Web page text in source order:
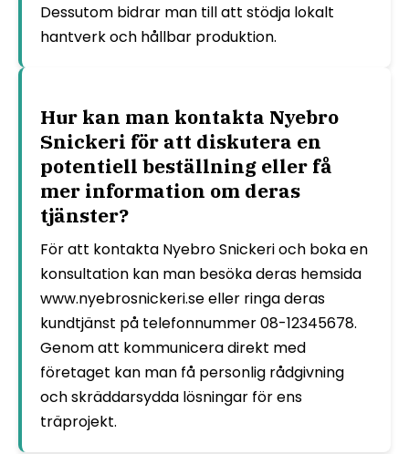
Dessutom bidrar man till att stödja lokalt
hantverk och hållbar produktion.
Hur kan man kontakta Nyebro
Snickeri för att diskutera en
potentiell beställning eller få
mer information om deras
tjänster?
För att kontakta Nyebro Snickeri och boka en
konsultation kan man besöka deras hemsida
www.nyebrosnickeri.se eller ringa deras
kundtjänst på telefonnummer 08-12345678.
Genom att kommunicera direkt med
företaget kan man få personlig rådgivning
och skräddarsydda lösningar för ens
träprojekt.